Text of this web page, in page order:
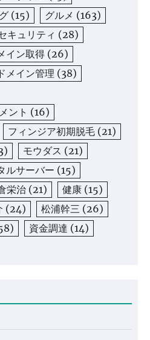
(15) グルメ (163)
キュリティ (28)
イン取得 (26)
ドメイン管理 (38)
ント (16)
フィンジア初期脱毛 (21)
モウダス (21)
ルサーバー (15)
栄治 (21) 健康 (15)
(24) 松浦幹三 (26)
資金調達 (14)